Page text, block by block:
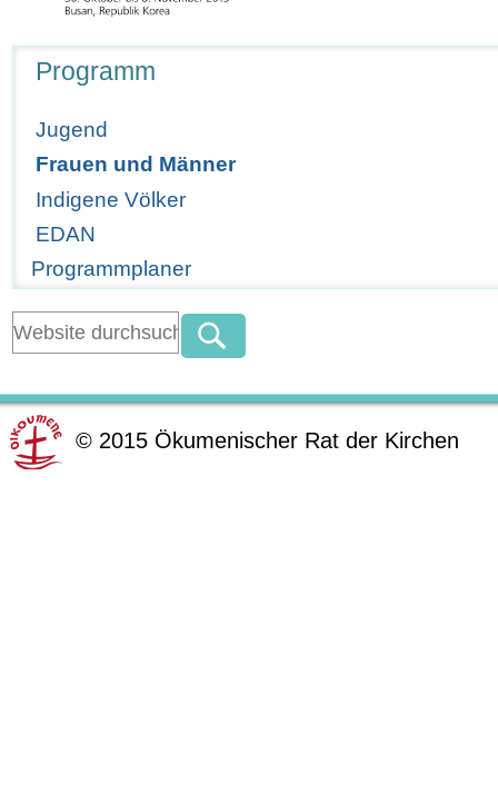
Programm
Jugend
Frauen und Männer
Indigene Völker
EDAN
Programmplaner
© 2015 Ökumenischer Rat der Kirchen